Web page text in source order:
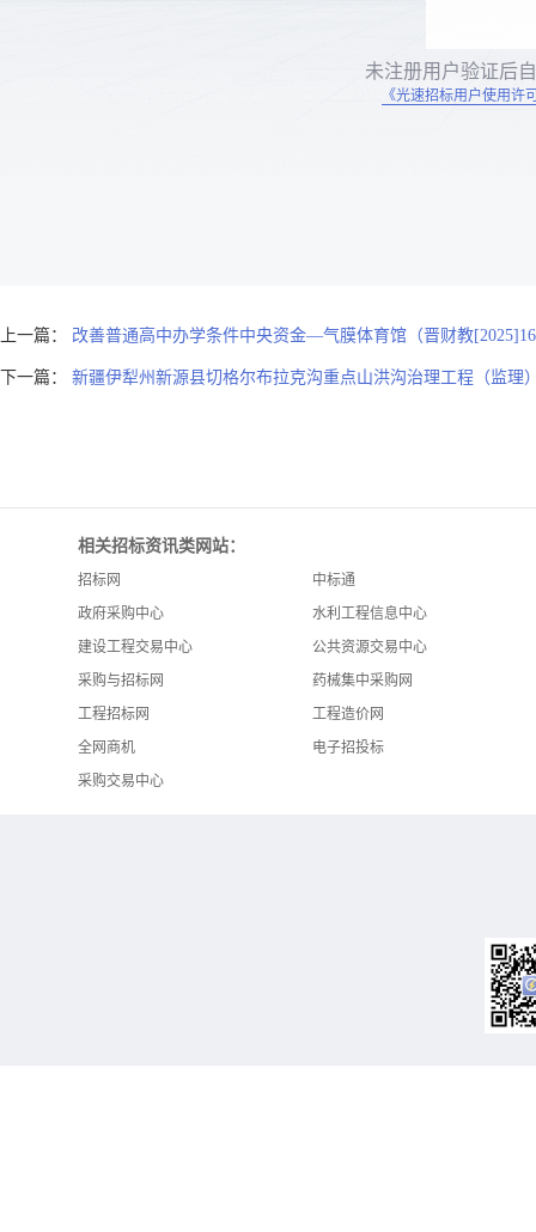
未注册用户验证后
《光速招标用户使用许
上一篇： 改善普通高中办学条件中央资金—气膜体育馆（晋财教
下一篇： 新疆伊犁州新源县切格尔布拉克沟重点山洪沟治理工程（监理
相关招标资讯类网站：
招标网
中标通
政府采购中心
水利工程信息中心
建设工程交易中心
公共资源交易中心
采购与招标网
药械集中采购网
工程招标网
工程造价网
全网商机
电子招投标
采购交易中心